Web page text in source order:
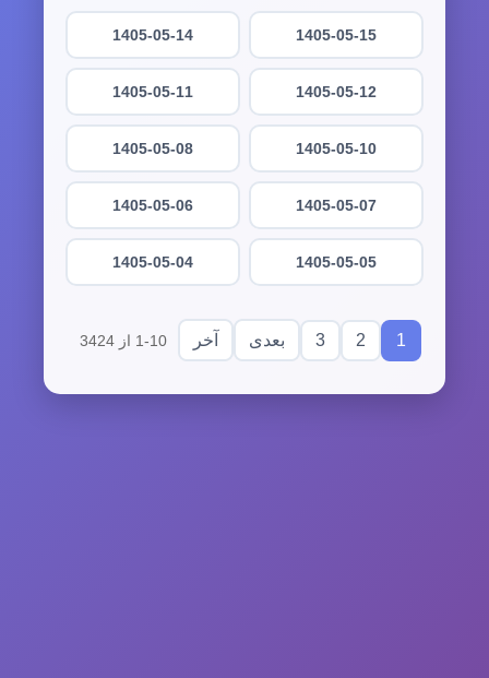
1405-05-15
1405-05-14
1405-05-12
1405-05-11
1405-05-10
1405-05-08
1405-05-07
1405-05-06
1405-05-05
1405-05-04
1
2
3 بعدی آخر 1-10 از 3424